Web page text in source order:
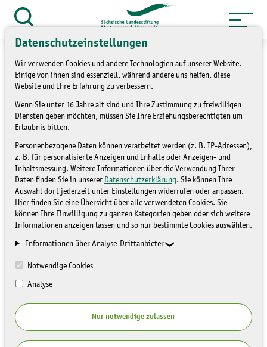
Datenschutzeinstellungen
Wir verwenden Cookies und andere Technologien auf unserer Website.
Einige von ihnen sind essenziell, während andere uns helfen, diese
Website und Ihre Erfahrung zu verbessern.
Wenn Sie unter 16 Jahre alt sind und Ihre Zustimmung zu freiwilligen
Diensten geben möchten, müssen Sie Ihre Erziehungsberechtigten um
Erlaubnis bitten.
Personenbezogene Daten können verarbeitet werden (z. B. IP-Adressen),
z. B. für personalisierte Anzeigen und Inhalte oder Anzeigen- und
Inhaltsmessung. Weitere Informationen über die Verwendung Ihrer
Daten finden Sie in unserer Datenschutzerklärung. Sie können Ihre
Auswahl dort jederzeit unter Einstellungen widerrufen oder anpassen.
Hier finden Sie eine Übersicht über alle verwendeten Cookies. Sie
können Ihre Einwilligung zu ganzen Kategorien geben oder sich weitere
Informationen anzeigen lassen und so nur bestimmte Cookies auswählen.
Informationen über Analyse-Drittanbieter
Notwendige Cookies
Analyse
Nur notwendige zulassen
Zum
Inhalt
springen
öffnen
Service » Presse und Medien
» Pressemitteilungen
Ausbildung möglich
PRESSEMITTEILUNGEN